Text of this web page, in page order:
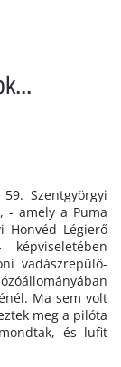
Szentgyörgyi
- amely a Puma
Honvéd Légierő
képviseletében
vadászrepülő-
Ma sem volt
meg a pilóta
és lufit